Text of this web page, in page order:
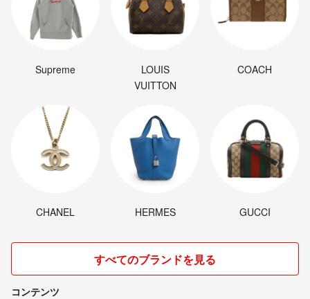
Supreme
LOUIS
VUITTON
COACH
CHANEL HERMES GUCCI
すべてのブランドを見る
コンテンツ